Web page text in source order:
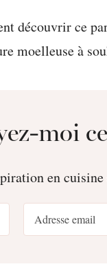
moi
en cuisine